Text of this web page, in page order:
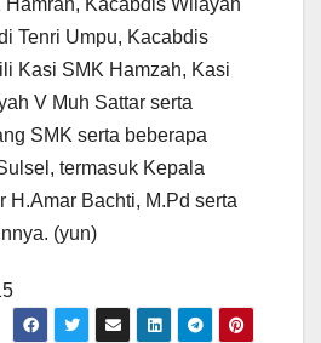
Tenri Umpu, Kacabdis
Kasi SMK Hamzah, Kasi
V Muh Sattar serta
SMK serta beberapa
termasuk Kepala
H.Amar Bachti, M.Pd serta
(yun)